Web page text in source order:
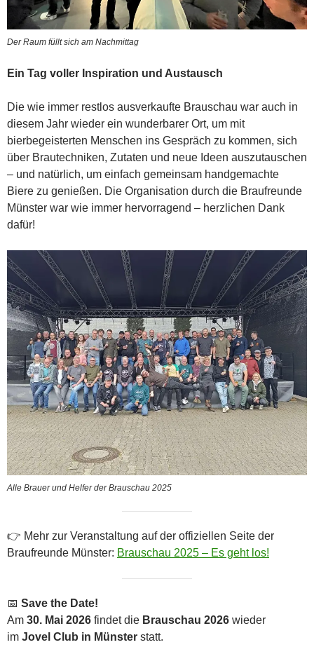
Der Raum füllt sich am Nachmittag
Ein Tag voller Inspiration und Austausch
Die wie immer restlos ausverkaufte Brauschau war auch in
diesem Jahr wieder ein wunderbarer Ort, um mit
bierbegeisterten Menschen ins Gespräch zu kommen, sich
über Brautechniken, Zutaten und neue Ideen auszutauschen
– und natürlich, um einfach gemeinsam handgemachte
Biere zu genießen. Die Organisation durch die Braufreunde
Münster war wie immer hervorragend – herzlichen Dank
dafür!
Alle Brauer und Helfer der Brauschau 2025
👉 Mehr zur Veranstaltung auf der offiziellen Seite der
Braufreunde Münster: Brauschau 2025 – Es geht los!
📅 Save the Date!
Am 30. Mai 2026 findet die Brauschau 2026 wieder
im Jovel Club in Münster statt.